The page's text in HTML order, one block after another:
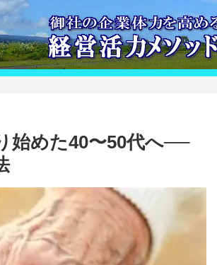
始めた40〜50代へ──